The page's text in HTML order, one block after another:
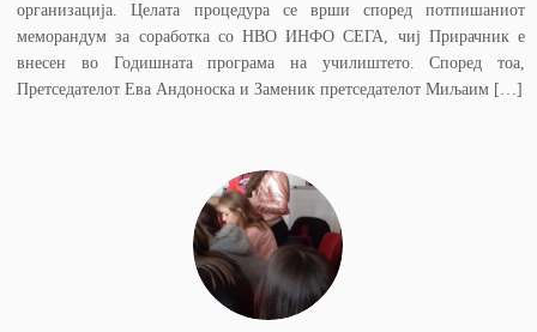
организација. Целата процедура се врши според потпишаниот
меморандум за соработка со НВО ИНФО СЕГА, чиј Прирачник е
внесен во Годишната програма на училиштето. Според тоа,
Претседателот Ева Андоноска и Заменик претседателот Миљаим […]